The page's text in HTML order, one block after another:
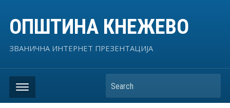
ОПШТИНА КНЕЖЕВО
ЗВАНИЧНА ИНТЕРНЕТ ПРЕЗЕНТАЦИЈА
Search